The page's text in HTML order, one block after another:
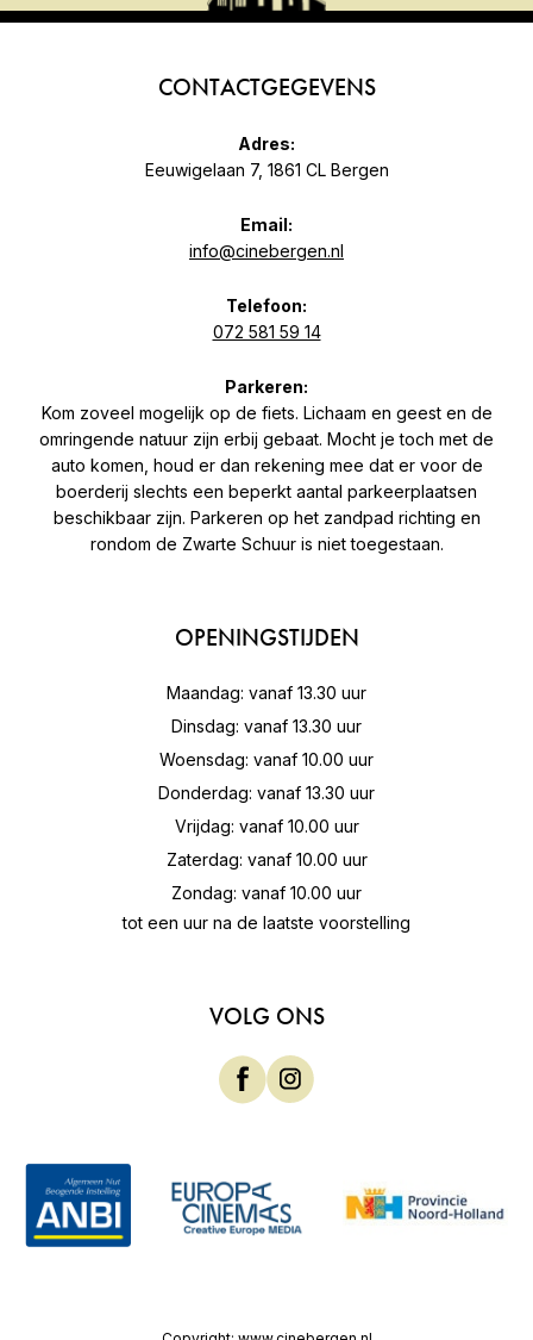
CONTACTGEGEVENS
Adres:
Eeuwigelaan 7, 1861 CL Bergen
Email:
info@cinebergen.nl
Telefoon:
072 581 59 14
Parkeren:
Kom zoveel mogelijk op de fiets. Lichaam en geest en de
omringende natuur zijn erbij gebaat. Mocht je toch met de
auto komen, houd er dan rekening mee dat er voor de
boerderij slechts een beperkt aantal parkeerplaatsen
beschikbaar zijn. Parkeren op het zandpad richting en
rondom de Zwarte Schuur is niet toegestaan.
OPENINGSTIJDEN
Maandag: vanaf 13.30 uur
Dinsdag: vanaf 13.30 uur
Woensdag: vanaf 10.00 uur
Donderdag: vanaf 13.30 uur
Vrijdag: vanaf 10.00 uur
Zaterdag: vanaf 10.00 uur
Zondag: vanaf 10.00 uur
tot een uur na de laatste voorstelling
VOLG ONS